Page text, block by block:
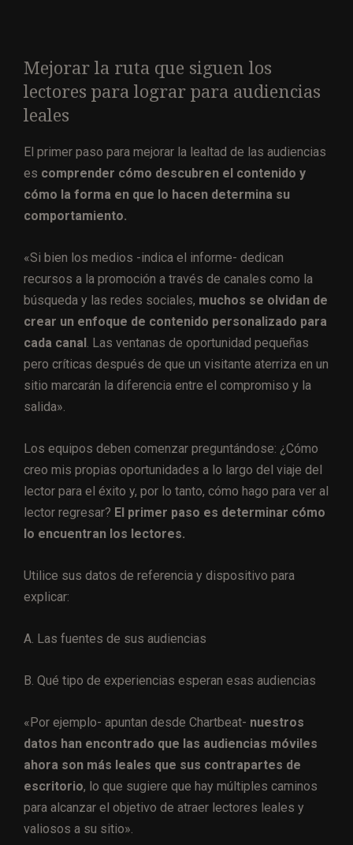
Mejorar la ruta que siguen los
lectores para lograr para audiencias
leales
El primer paso para mejorar la lealtad de las audiencias
es comprender cómo descubren el contenido y
cómo la forma en que lo hacen determina su
comportamiento.
«Si bien los medios -indica el informe- dedican
recursos a la promoción a través de canales como la
búsqueda y las redes sociales, muchos se olvidan de
crear un enfoque de contenido personalizado para
cada canal . Las ventanas de oportunidad pequeñas
pero críticas después de que un visitante aterriza en un
sitio marcarán la diferencia entre el compromiso y la
salida».
Los equipos deben comenzar preguntándose: ¿Cómo
creo mis propias oportunidades a lo largo del viaje del
lector para el éxito y, por lo tanto, cómo hago para ver al
lector regresar? El primer paso es determinar cómo
lo encuentran los lectores.
Utilice sus datos de referencia y dispositivo para
explicar:
A. Las fuentes de sus audiencias
B. Qué tipo de experiencias esperan esas audiencias
«Por ejemplo- apuntan desde Chartbeat- nuestros
datos han encontrado que las audiencias móviles
ahora son más leales que sus contrapartes de
escritorio, lo que sugiere que hay múltiples caminos
para alcanzar el objetivo de atraer lectores leales y
valiosos a su sitio».